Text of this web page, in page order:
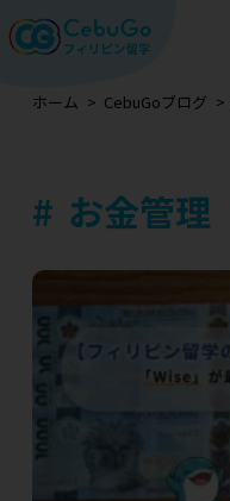
ホーム CebuGoブログ
お金管理